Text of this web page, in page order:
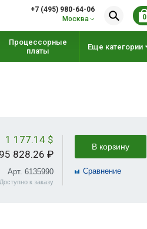
+7 (495) 980-64-06
Москва
0
Процессорные
платы
Еще категории
1 177.14 $
828.26 ₽
Арт. 6135990
к заказу
В корзину
Cравнение